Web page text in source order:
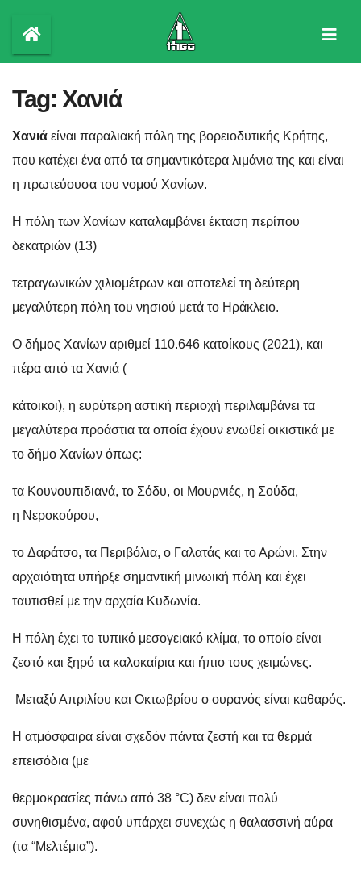
content
Tag: Χανιά
Χανιά είναι παραλιακή πόλη της βορειοδυτικής Κρήτης,
που κατέχει ένα από τα σημαντικότερα λιμάνια της και είναι
η πρωτεύουσα του νομού Χανίων.
Η πόλη των Χανίων καταλαμβάνει έκταση περίπου
δεκατριών (13)
τετραγωνικών χιλιομέτρων και αποτελεί τη δεύτερη
μεγαλύτερη πόλη του νησιού μετά το Ηράκλειο.
Ο δήμος Χανίων αριθμεί 110.646 κατοίκους (2021), και
πέρα από τα Χανιά (
κάτοικοι), η ευρύτερη αστική περιοχή περιλαμβάνει τα
μεγαλύτερα προάστια τα οποία έχουν ενωθεί οικιστικά με
το δήμο Χανίων όπως:
τα Κουνουπιδιανά, το Σόδυ, οι Μουρνιές, η Σούδα,
η Νεροκούρου,
το Δαράτσο, τα Περιβόλια, ο Γαλατάς και το Αρώνι. Στην
αρχαιότητα υπήρξε σημαντική μινωική πόλη και έχει
ταυτισθεί με την αρχαία Κυδωνία.
Η πόλη έχει το τυπικό μεσογειακό κλίμα, το οποίο είναι
ζεστό και ξηρό τα καλοκαίρια και ήπιο τους χειμώνες.
Μεταξύ Απριλίου και Οκτωβρίου ο ουρανός είναι καθαρός.
Η ατμόσφαιρα είναι σχεδόν πάντα ζεστή και τα θερμά
επεισόδια (με
θερμοκρασίες πάνω από 38 °C) δεν είναι πολύ
συνηθισμένα, αφού υπάρχει συνεχώς η θαλασσινή αύρα
(τα “Μελτέμια”).